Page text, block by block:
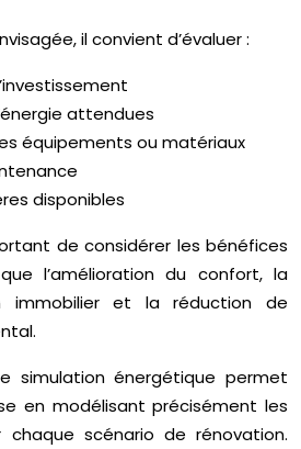
il convient d’évaluer :
attendues
équipements ou matériaux
disponibles
de considérer les bénéfices
l’amélioration du confort, la
immobilier et la réduction de
simulation énergétique permet
en modélisant précisément les
scénario de rénovation.